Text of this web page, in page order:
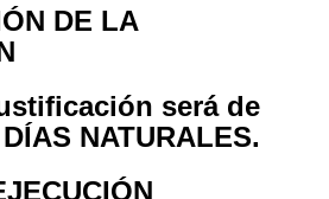
DE LA
será de
NATURALES.